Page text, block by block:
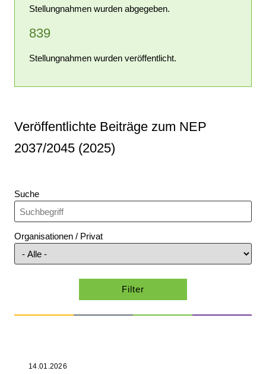
Stellungnahmen wurden abgegeben.
839
Stellungnahmen wurden veröffentlicht.
Veröffentlichte Beiträge zum NEP
2037/2045 (2025)
Suche
Organisationen / Privat
14.01.2026